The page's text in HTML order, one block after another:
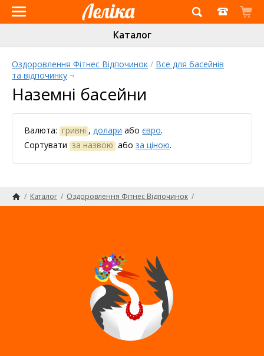
Інтернет-
магазин
«Леліка»
Каталог
Оздоровлення Фітнес Відпочинок / Все для басейнів
та відпочинку ¬
Наземні басейни
Валюта: гривні ,долари абоєвро.
Сортувати за назвою абоза ціною.
/ Каталог / Оздоровлення Фітнес Відпочинок /